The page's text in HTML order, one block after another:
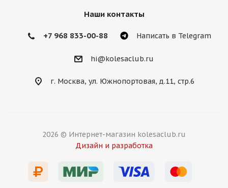
Наши контакты
+7 968 833-00-88 Написать в Telegram
hi@kolesaclub.ru
г. Москва, ул. Южнопортовая, д.11, стр.6
2026 © Интернет-магазин kolesaclub.ru
Дизайн и разработка